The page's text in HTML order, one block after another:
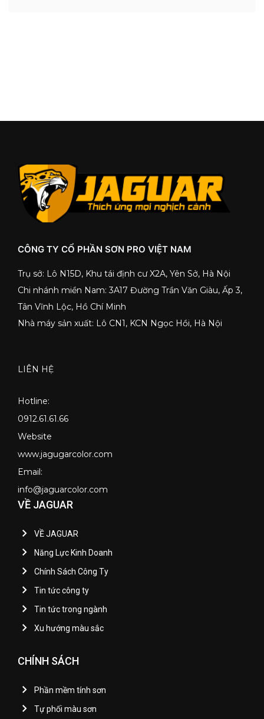
CÔNG TY CỔ PHẦN SƠN PRO VIỆT NAM
Trụ sở: Lô N15D, Khu tái định cư X2A, Yên Sở, Hà Nội
Chi nhánh miền Nam: 3A17 Đường Trần Văn Giàu, Ấp 3,
Tân Vĩnh Lộc, Hồ Chí Minh
Nhà máy sản xuất: Lô CN1, KCN Ngọc Hồi, Hà Nội
LIÊN HỆ
Hotline:
0912.61.61.66
Website
www.jagugarcolor.com
Email:
info@jaguarcolor.com
VỀ JAGUAR
VỀ JAGUAR
Năng Lực Kinh Doanh
Chính Sách Công Ty
Tin tức công ty
Tin tức trong ngành
Xu hướng màu sắc
CHÍNH SÁCH
Phần mềm tính sơn
Tự phối màu sơn